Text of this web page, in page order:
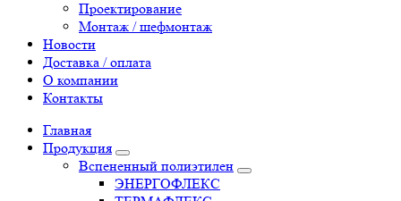
Проектирование
Монтаж / шефмонтаж
Новости
Доставка / оплата
О компании
Контакты
Главная
Продукция
Вспененный полиэтилен
ЭНЕРГОФЛЕКС